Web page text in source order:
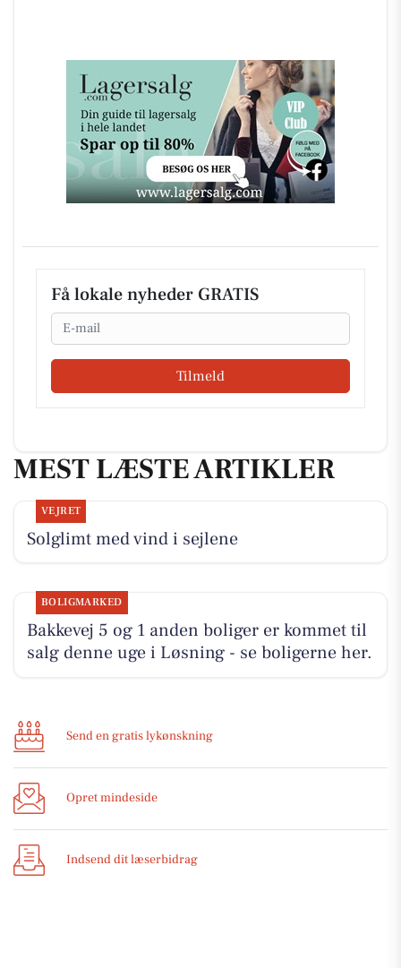
Få lokale nyheder GRATIS
Email
Tilmeld
MEST LÆSTE ARTIKLER
VEJRET
Solglimt med vind i sejlene
BOLIGMARKED
Bakkevej 5 og 1 anden boliger er kommet til
salg denne uge i Løsning - se boligerne her.
Send en gratis lykønskning
Opret mindeside
Indsend dit læserbidrag